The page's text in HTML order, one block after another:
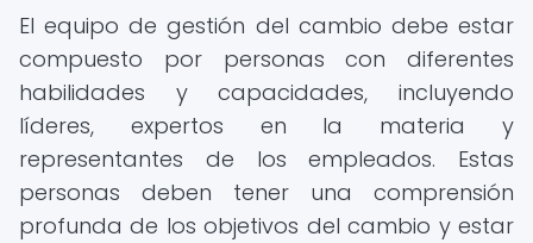
El equipo de gestión del cambio debe estar
compuesto por personas con diferentes
habilidades y capacidades, incluyendo
líderes, expertos en la materia y
representantes de los empleados. Estas
personas deben tener una comprensión
profunda de los objetivos del cambio y estar